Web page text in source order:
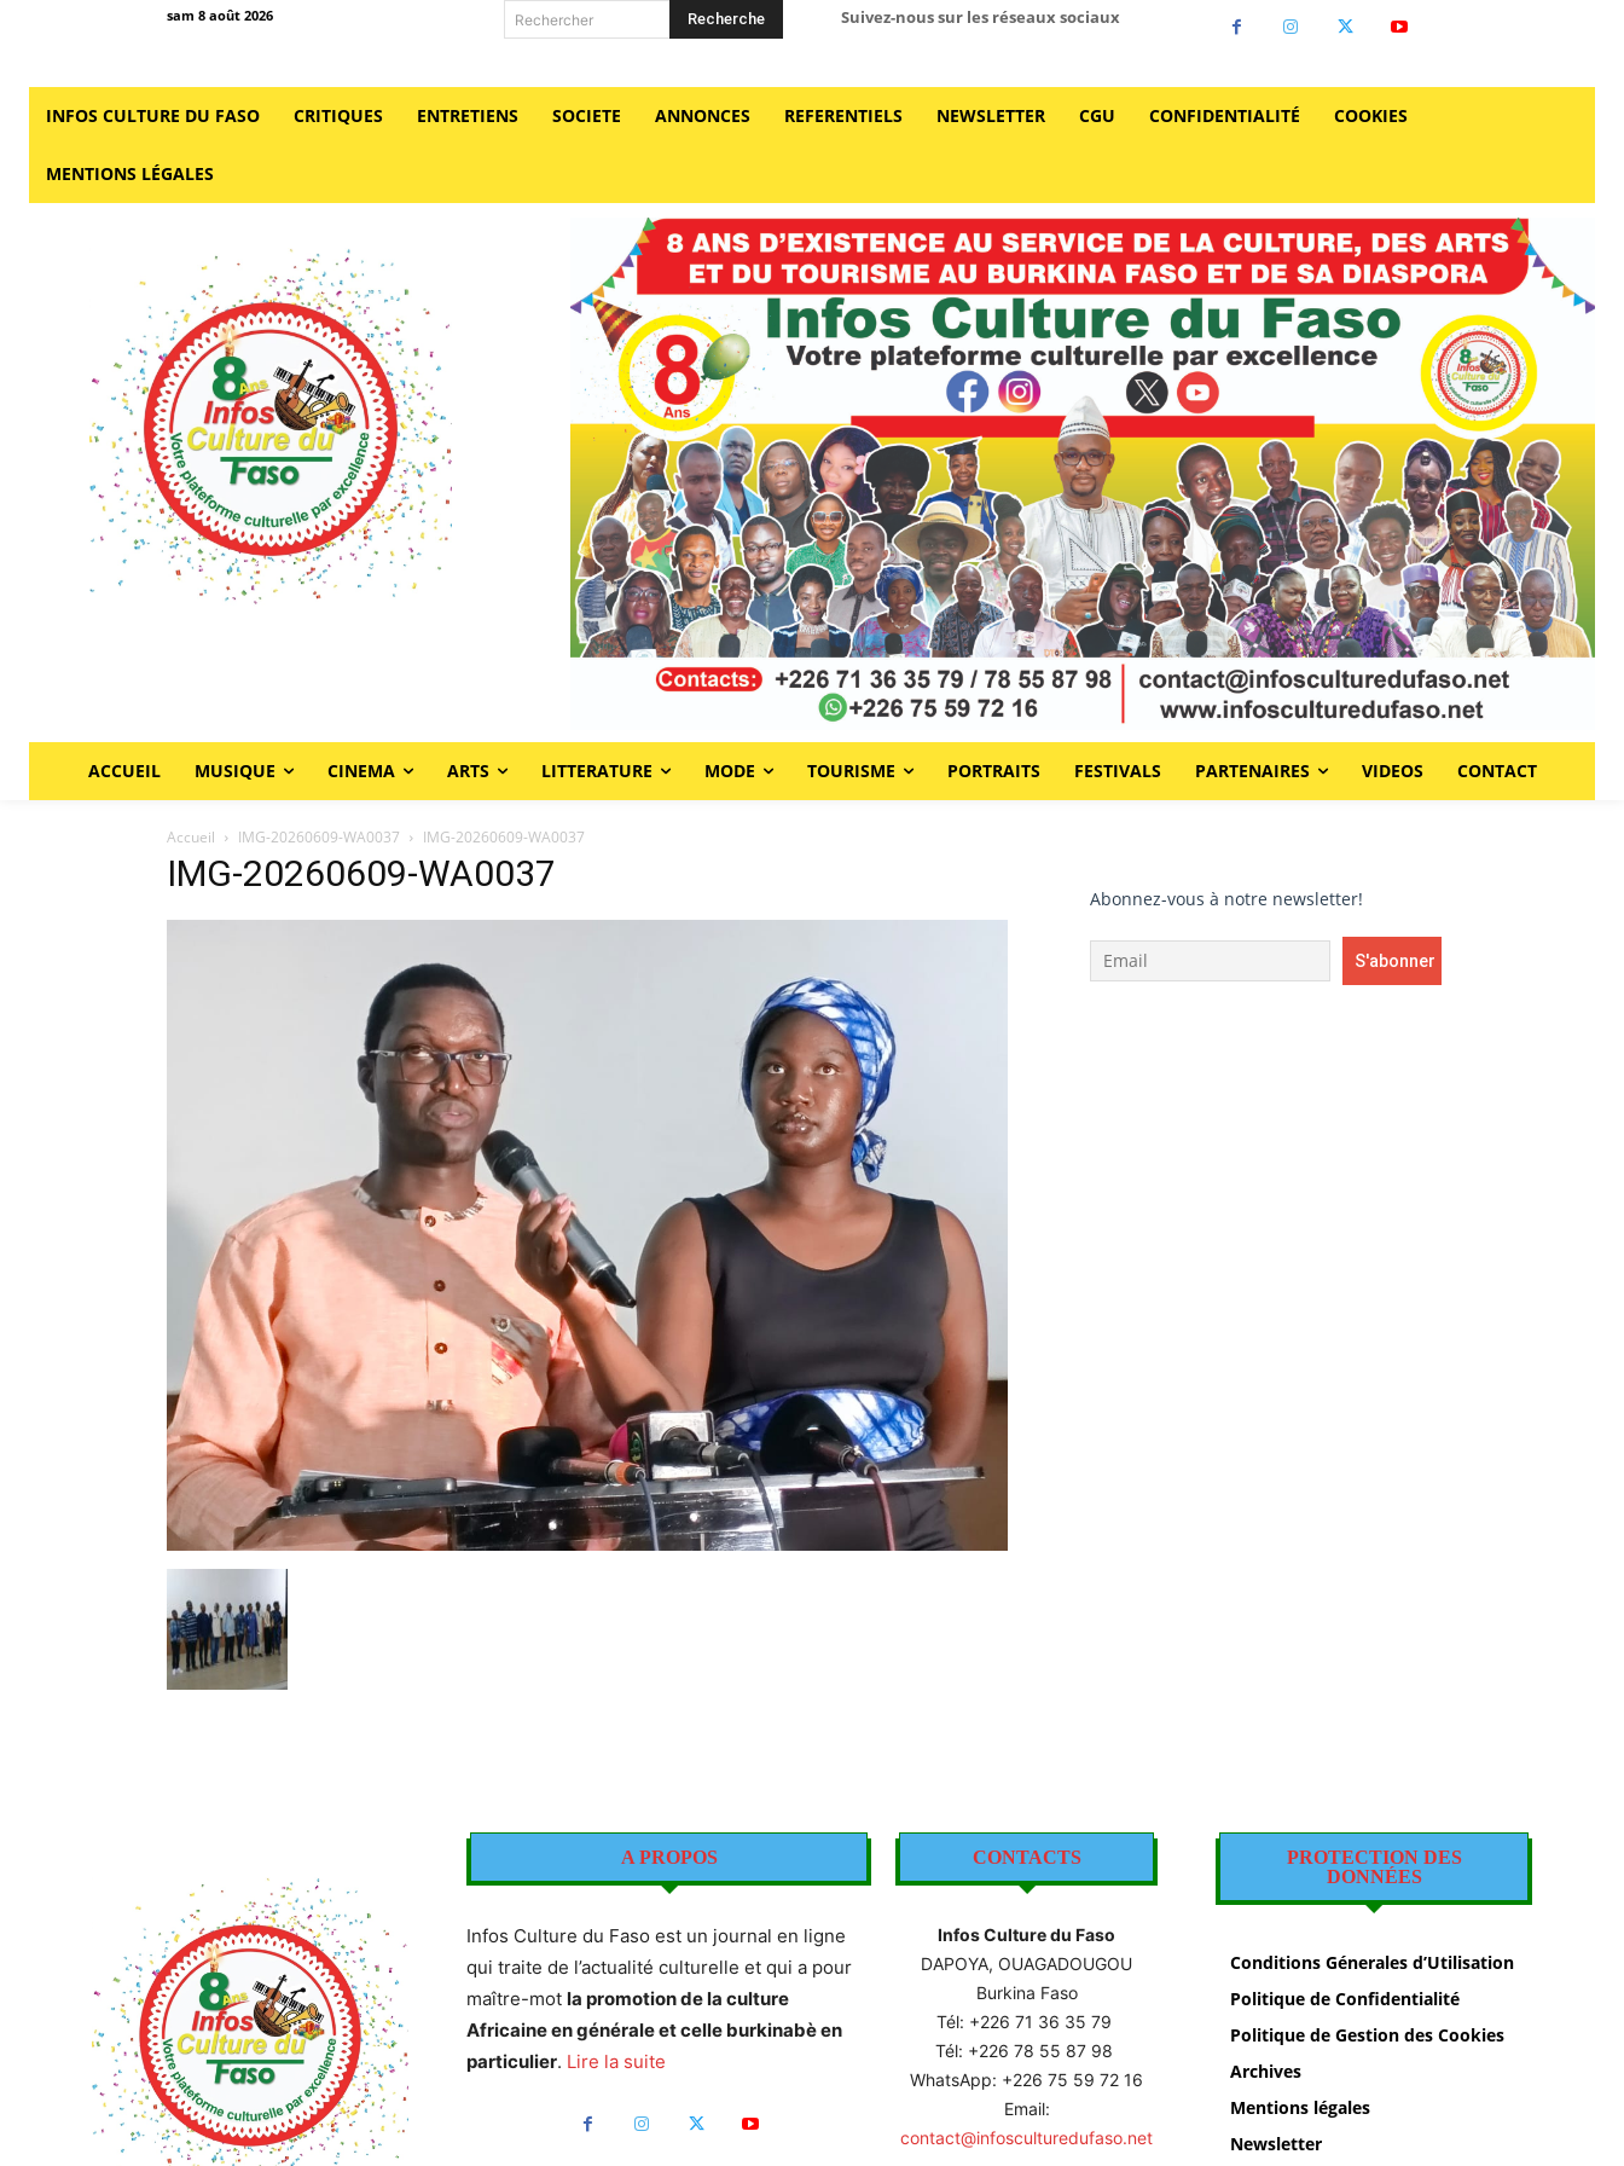
sam 8 août 2026 Rechercher Recherche Suivez-nous sur les réseaux sociaux
INFOS CULTURE DU FASO CRITIQUES ENTRETIENS SOCIETE ANNONCES REFERENTIELS NEWSLETTER CGU CONFIDENTIALITÉ COOKIES
MENTIONS LÉGALES
ACCUEIL MUSIQUE CINEMA ARTS LITTERATURE MODE TOURISME PORTRAITS FESTIVALS PARTENAIRES VIDEOS CONTACT
Accueil IMG-20260609-WA0037 IMG-20260609-WA0037
IMG-20260609-WA0037
Abonnez-vous à notre newsletter!
A PROPOS
Infos Culture du Faso est un journal en ligne
qui traite de l’actualité culturelle et qui a pour
maître-mot la promotion de la culture
Africaine en générale et celle burkinabè en
particulier. Lire la suite
CONTACTS
Infos Culture du Faso
DAPOYA, OUAGADOUGOU
Burkina Faso
Tél: +22671 36 35 79
Tél: +226 78 55 87 98
WhatsApp: +226 75 59 72 16
Email:
contact@infosculturedufaso.net
PROTECTION DES
DONNÉES
Conditions Génerales d’Utilisation
Politique de Confidentialité
Politique de Gestion des Cookies
Archives
Mentions légales
Newsletter